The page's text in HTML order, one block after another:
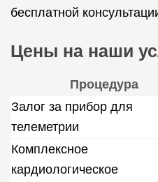
бесплатной
Цены на наши
Процедура
Залог за прибор для
телеметрии
Комплексное
кардиологическое